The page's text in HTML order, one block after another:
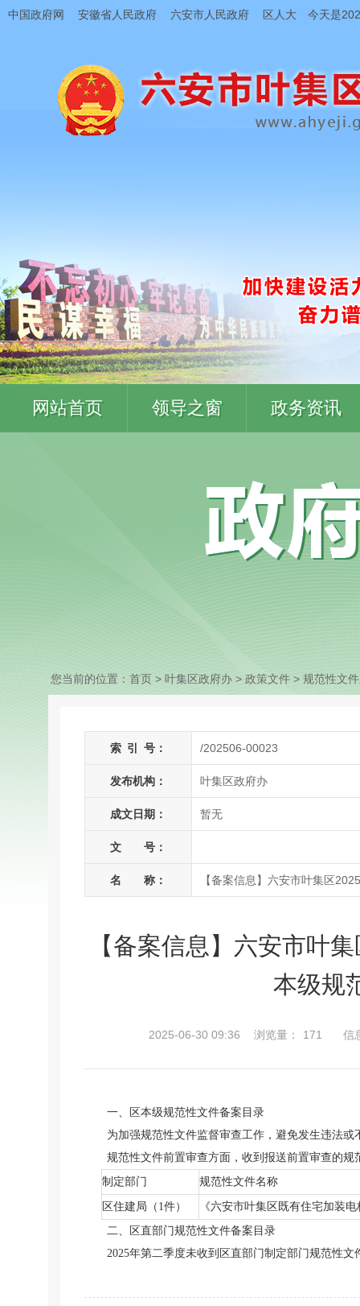
中国政府网 安徽省人民政府 六安市人民政府 区人大 今天是
网站首页 领导之窗 政务资讯
您当前的位置： 首页> 叶集区政府办 > 政策文件 > 规范性文
索 引 号： /202506-00023
发布机构： 叶集区政府办
成文日期： 暂无
文 号：
名 称： 【备案信息】六安市叶集区
【备案信息】六安市叶
本级规
2025-06-30 09:36 浏览量： 171 信
一、区本级规范性文件备案目录
为加强规范性文件监督审查工作，避免发生违法
规范性文件前置审查方面，收到报送前置审查的
制定部门
规范性文件名称
区住建局（1件）
《六安市叶集区既有住宅加装
二、区直部门规范性文件备案目录
2025年第二季度未收到区直部门制定部门规范性文